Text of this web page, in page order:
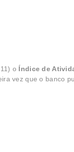
o Índice de
vez que o banco